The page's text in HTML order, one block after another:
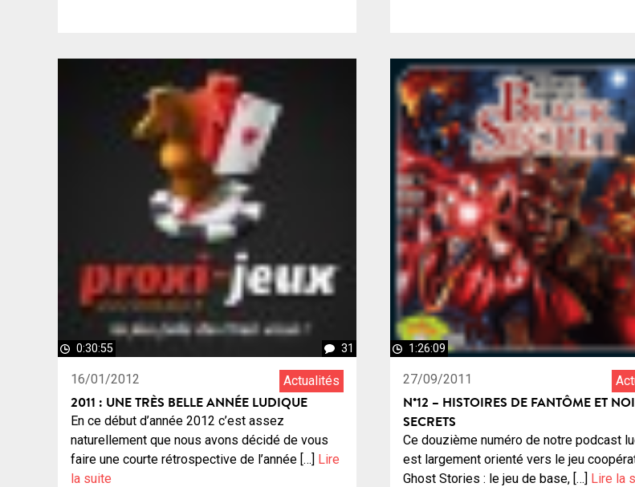
0:30:55 31
16/01/2012 Actualités
2011 : UNE TRÈS BELLE ANNÉE LUDIQUE
En ce début d’année 2012 c’est assez
naturellement que nous avons décidé de vous
faire une courte rétrospective de l’année […] Lire
la suite
1:26:09
27/09/2011
N°12 – HISTOIRES DE FANTÔME ET
SECRETS
Ce douzième numéro de notre podcast
est largement orienté vers le jeu
Ghost Stories : le jeu de base, […] Lire la